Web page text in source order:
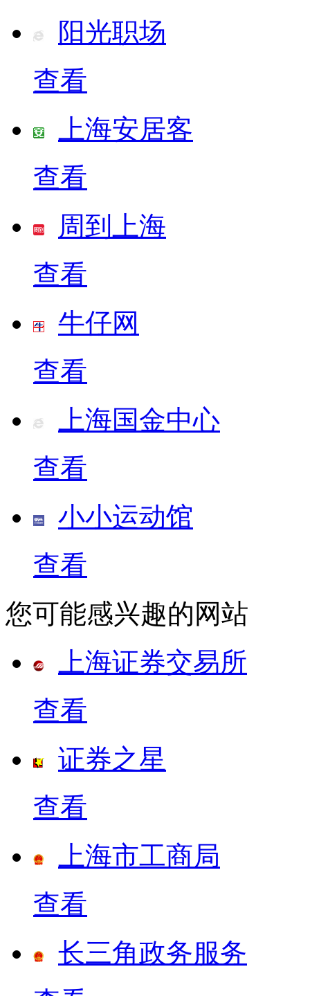
阳光职场
查看
上海安居客
查看
周到上海
查看
牛仔网
查看
上海国金中心
查看
小小运动馆
查看
您可能感兴趣的网站
上海证券交易所
查看
证券之星
查看
上海市工商局
查看
长三角政务服务